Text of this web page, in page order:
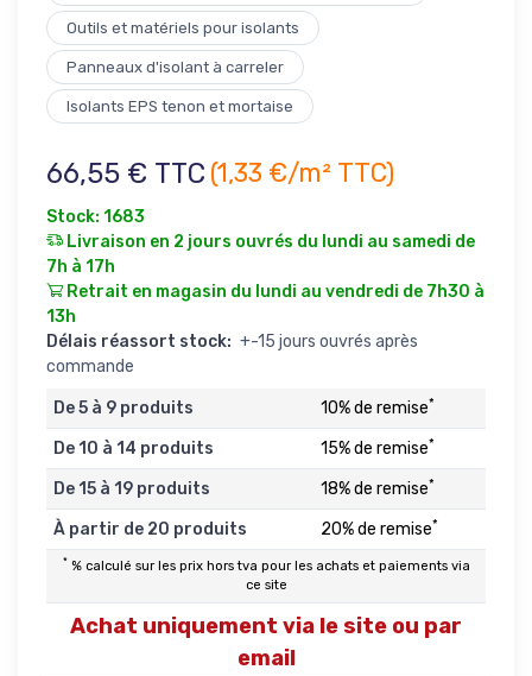
Outils et matériels pour isolants
Panneaux d'isolant à carreler
Isolants EPS tenon et mortaise
66,55 € TTC (1,33 €/m² TTC)
Stock: 1683
Livraison en 2 jours ouvrés du lundi au samedi de
7h à 17h
Retrait en magasin du lundi au vendredi de 7h30 à
13h
Délais réassort stock: +-15 jours ouvrés après
commande
De 5 à 9 produits 10% de remise*
De 10 à 14 produits 15% de remise*
De 15 à 19 produits 18% de remise*
À partir de 20 produits 20% de remise*
* % calculé sur les prix hors tva pour les achats et paiements via
ce site
Achat uniquement via le site ou par
email